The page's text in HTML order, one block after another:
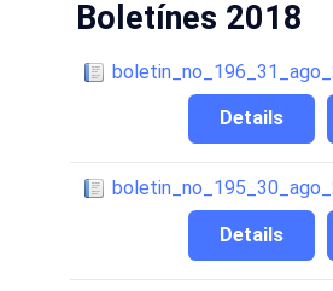
Boletínes 2018
Details
Details